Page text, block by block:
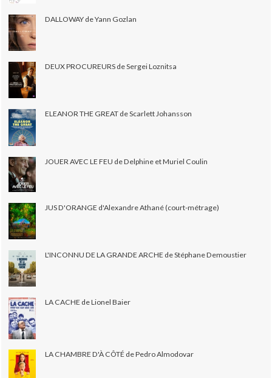
DALLOWAY de Yann Gozlan
DEUX PROCUREURS de Sergei Loznitsa
ELEANOR THE GREAT de Scarlett Johansson
JOUER AVEC LE FEU de Delphine et Muriel Coulin
JUS D'ORANGE d'Alexandre Athané (court-métrage)
L'INCONNU DE LA GRANDE ARCHE de Stéphane Demoustier
LA CACHE de Lionel Baier
LA CHAMBRE D'À CÔTÉ de Pedro Almodovar